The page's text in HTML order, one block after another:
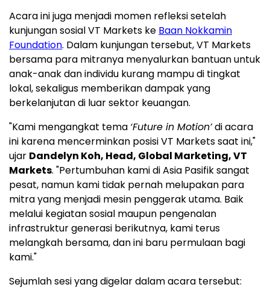
Acara ini juga menjadi momen refleksi setelah
kunjungan sosial VT Markets ke Baan Nokkamin
Foundation. Dalam kunjungan tersebut, VT Markets
bersama para mitranya menyalurkan bantuan untuk
anak-anak dan individu kurang mampu di tingkat
lokal, sekaligus memberikan dampak yang
berkelanjutan di luar sektor keuangan.
"Kami mengangkat tema ‘Future in Motion’di acara
ini karena mencerminkan posisi VT Markets saat ini,"
ujar Dandelyn Koh, Head, Global Marketing, VT
Markets. "Pertumbuhan kami di Asia Pasifik sangat
pesat, namun kami tidak pernah melupakan para
mitra yang menjadi mesin penggerak utama. Baik
melalui kegiatan sosial maupun pengenalan
infrastruktur generasi berikutnya, kami terus
melangkah bersama, dan ini baru permulaan bagi
kami."
Sejumlah sesi yang digelar dalam acara tersebut: